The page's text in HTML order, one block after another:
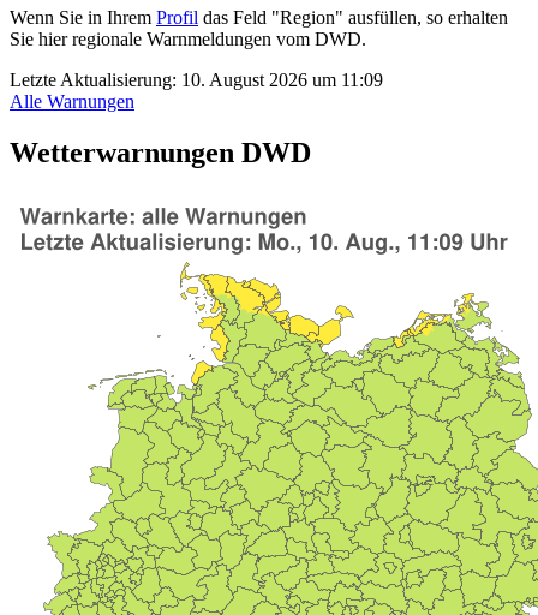
Wenn Sie in Ihrem Profil das Feld "Region" ausfüllen, so erhalten
Sie hier regionale Warnmeldungen vom DWD.
Letzte Aktualisierung: 10. August 2026 um 11:09
Alle Warnungen
Wetterwarnungen DWD